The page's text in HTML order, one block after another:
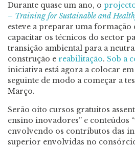
Durante quase um ano, o
– Training for Sustainable and
esteve a preparar uma formação
capacitar os técnicos do sector
transição ambiental para a
construção e reabilitação. Sob a
iniciativa está agora a colocar
seguinte de modo a começar a
Março.
Serão oito cursos gratuitos
ensino inovadores” e conteúdos
envolvendo os contributos das
superior envolvidas no